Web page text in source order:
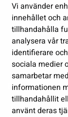
Vi använder
innehållet och
tillhandahålla
analysera vår
identifierare
sociala medier
samarbetar
informationen
tillhandahållit
använt deras
Förvaltning
Jobb och
Delta och sköt
Show my cookie
Follow us